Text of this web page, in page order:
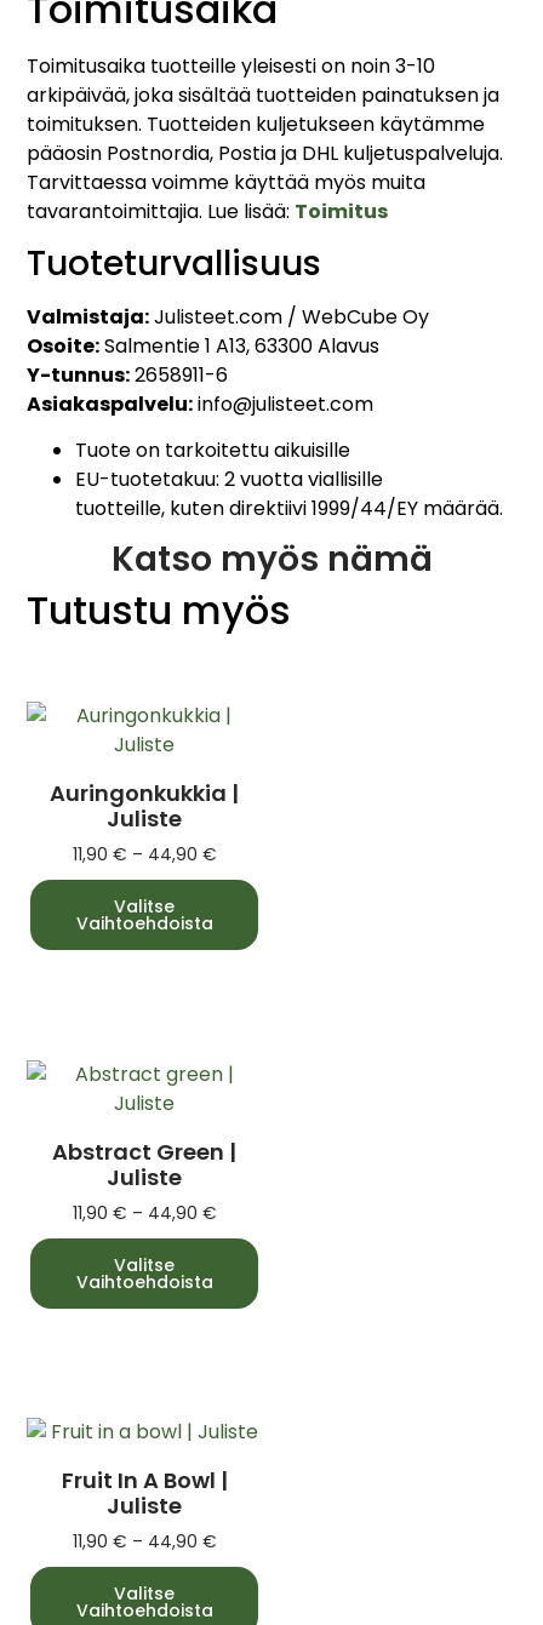
Toimitusaika tuotteille yleisesti on noin 3-10
arkipäivää, joka sisältää tuotteiden painatuksen ja
toimituksen. Tuotteiden kuljetukseen käytämme
pääosin Postnordia, Postia ja DHL kuljetuspalveluja.
Tarvittaessa voimme käyttää myös muita
tavarantoimittajia. Lue lisää: Toimitus
Tuoteturvallisuus
Valmistaja:Julisteet.com / WebCube Oy
Osoite:Salmentie 1 A13, 63300 Alavus
Y-tunnus:2658911-6
Asiakaspalvelu:info@julisteet.com
Tuote on tarkoitettu aikuisille
EU-tuotetakuu: 2 vuotta viallisille
tuotteille, kuten direktiivi 1999/44/EY määrää.
Katso myös nämä
Tutustu myös
Auringonkukkia |
Juliste
11,90 € – 44,90 €
Valitse
Vaihtoehdoista
Abstract Green |
Juliste
11,90 € – 44,90 €
Valitse
Vaihtoehdoista
Fruit In A Bowl |
Juliste
11,90 € – 44,90 €
Valitse
Vaihtoehdoista